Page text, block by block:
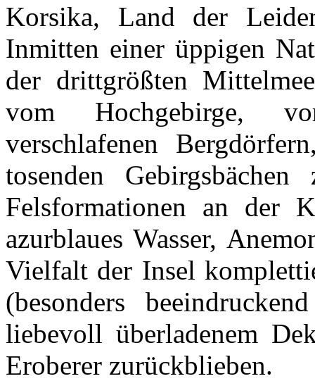
Korsika, Land der
Inmitten einer üppigen
der drittgrößten
vom Hochgebirge,
verschlafenen
tosenden
Felsformationen an der
azurblaues Wasser,
Vielfalt der Insel
(besonders
liebevoll überladenem
Eroberer zurückblieben.